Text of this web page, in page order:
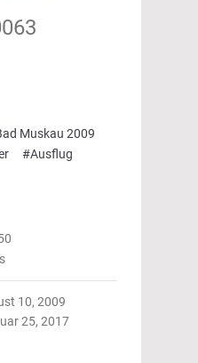
Muskau 2009
#Ausflug
10, 2009
25, 2017